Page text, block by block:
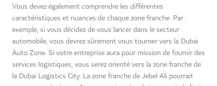
Vous devez également comprendre les différentes
caractéristiques et nuances de chaque zone franche. Par
exemple, si vous décidez de vous lancer dans le secteur
automobile, vous devrez sûrement vous tourner vers la Dubai
Auto Zone. Si votre entreprise aura pour mission de fournir des
services logistiques, vous serez orienté vers la zone franche de
la Dubai Logistics City. La zone franche de Jebel Ali pourrait